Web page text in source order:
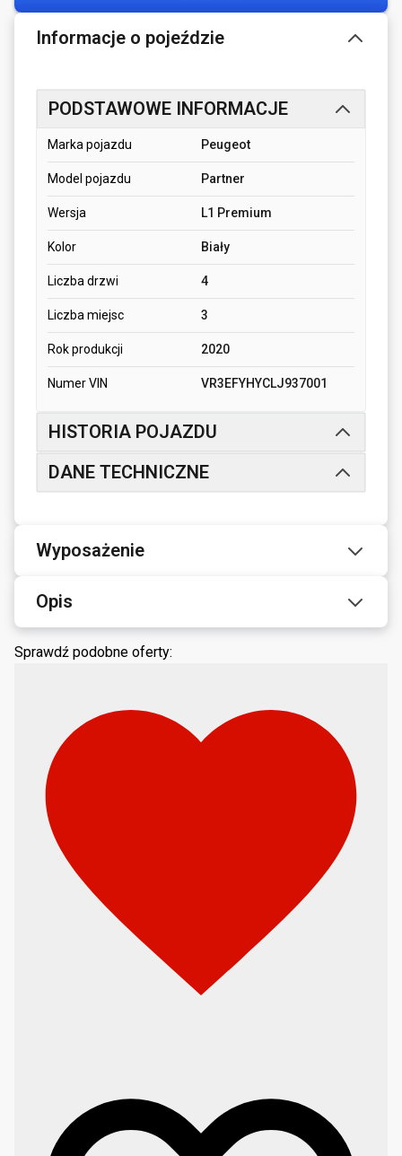
Informacje o pojeździe
PODSTAWOWE INFORMACJE
Marka pojazdu Peugeot
Model pojazdu Partner
Wersja L1 Premium
Kolor Biały
Liczba drzwi 4
Liczba miejsc 3
Rok produkcji 2020
Numer VIN VR3EFYHYCLJ937001
HISTORIA POJAZDU
DANE TECHNICZNE
Wyposażenie
Opis
Sprawdź podobne oferty: